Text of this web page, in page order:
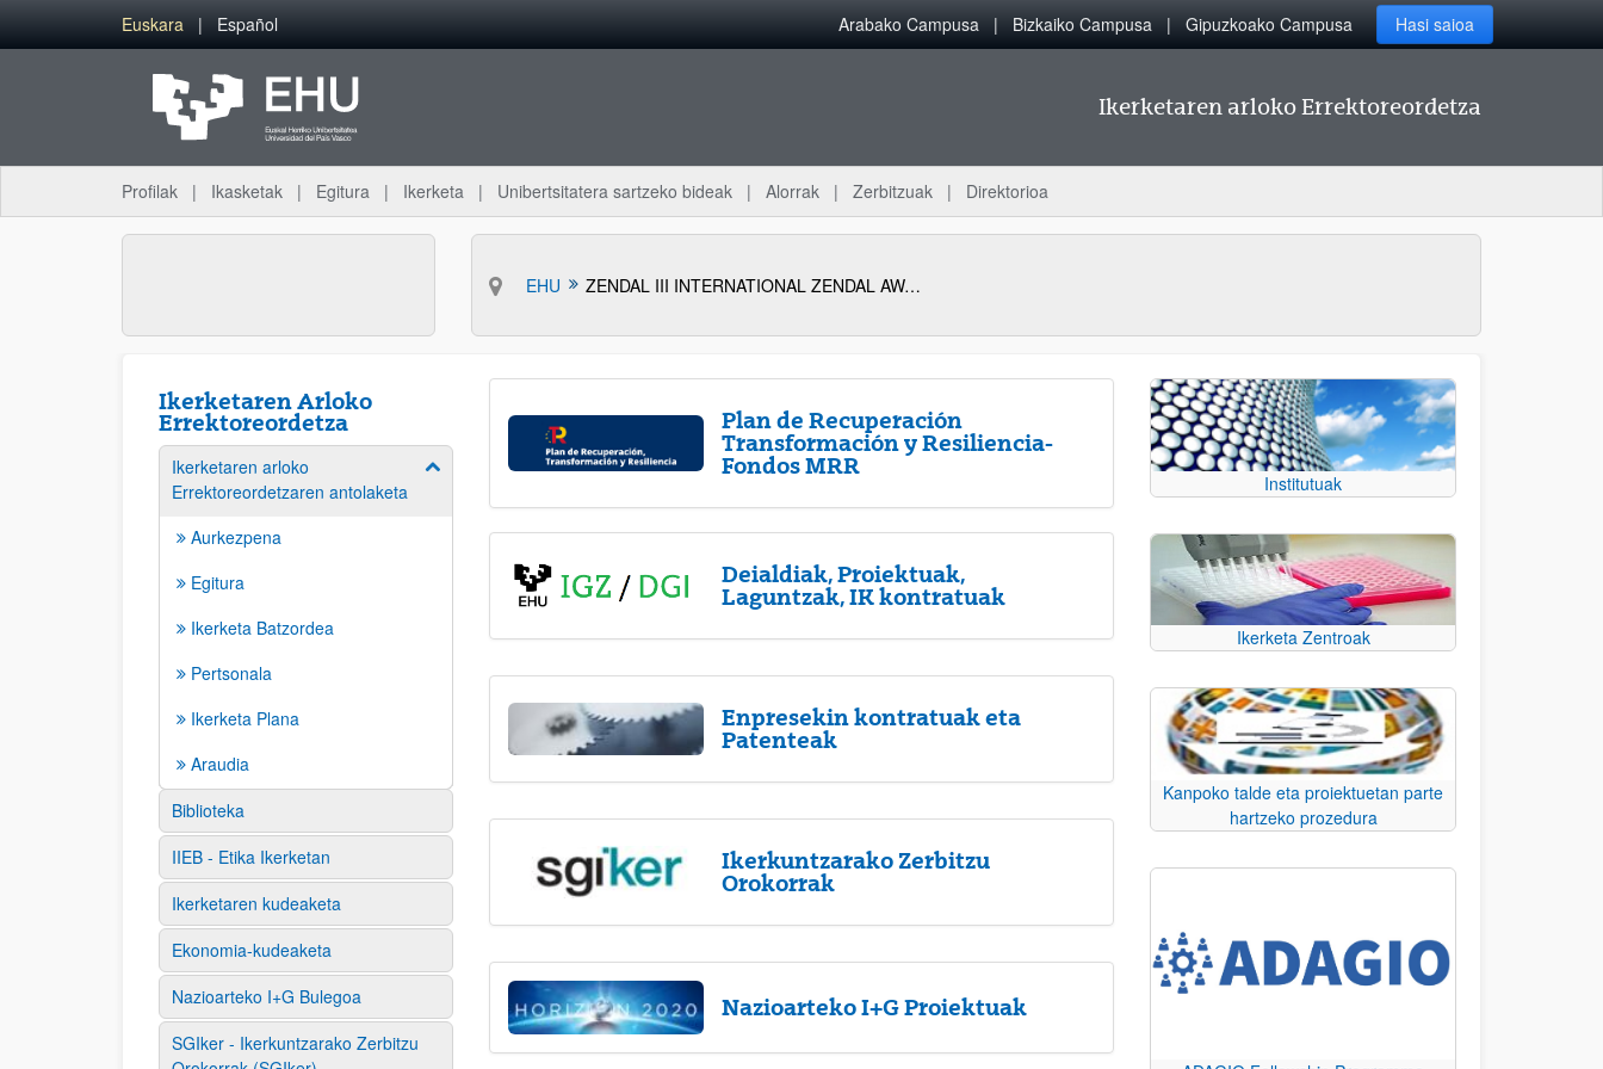
Eduki nagusira joan
Euskara Español Arabako Campusa Bizkaiko Campusa Gipuzkoako Campusa Hasi saioa
Ikerketaren arloko Errektoreordetza
Profilak Ikasketak Egitura Ikerketa Unibertsitatera sartzeko bideak Alorrak Zerbitzuak Direktorioa
EHU ZENDAL III INTERNATIONAL ZENDAL AWARDS
Ikerketaren Arloko
Errektoreordetza
Ikerketaren arloko
Errektoreordetzaren antolaketa
Erakutsi/izkutatu azpiorriak
Aurkezpena
Egitura
Ikerketa Batzordea
Pertsonala
Ikerketa Plana
Araudia
Biblioteka
IIEB - Etika Ikerketan
Ikerketaren kudeaketa
Ekonomia-kudeaketa
Nazioarteko I+G Bulegoa
SGIker - Ikerkuntzarako Zerbitzu
Plan de Recuperación
Transformación y Resiliencia-
Fondos MRR
Deialdiak, Proiektuak,
Laguntzak, IK kontratuak
Enpresekin kontratuak eta
Patenteak
Ikerkuntzarako Zerbitzu
Orokorrak
Nazioarteko I+G Proiektuak
Institutuak
Ikerketa Zentroak
Kanpoko talde eta proiektuetan parte
hartzeko prozedura